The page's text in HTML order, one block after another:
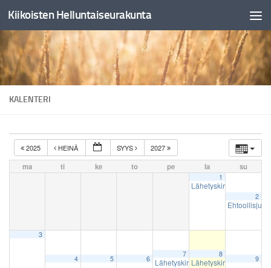
Skip to content
Kiikoisten Helluntaiseurakunta
KALENTERI
2025 HEINÄ SYYS
2027
ma
ti ke to pe la su
1
Lähetyskirppis
2
3
4 5 6
7
Lähetyskirppis15:00
8
Lähetyskirppis 10:009